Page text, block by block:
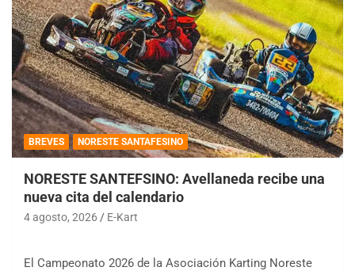
BREVES NORESTE SANTAFESINO
NORESTE SANTEFSINO: Avellaneda recibe una
nueva cita del calendario
4 agosto, 2026 E-Kart
El Campeonato 2026 de la Asociación Karting Noreste